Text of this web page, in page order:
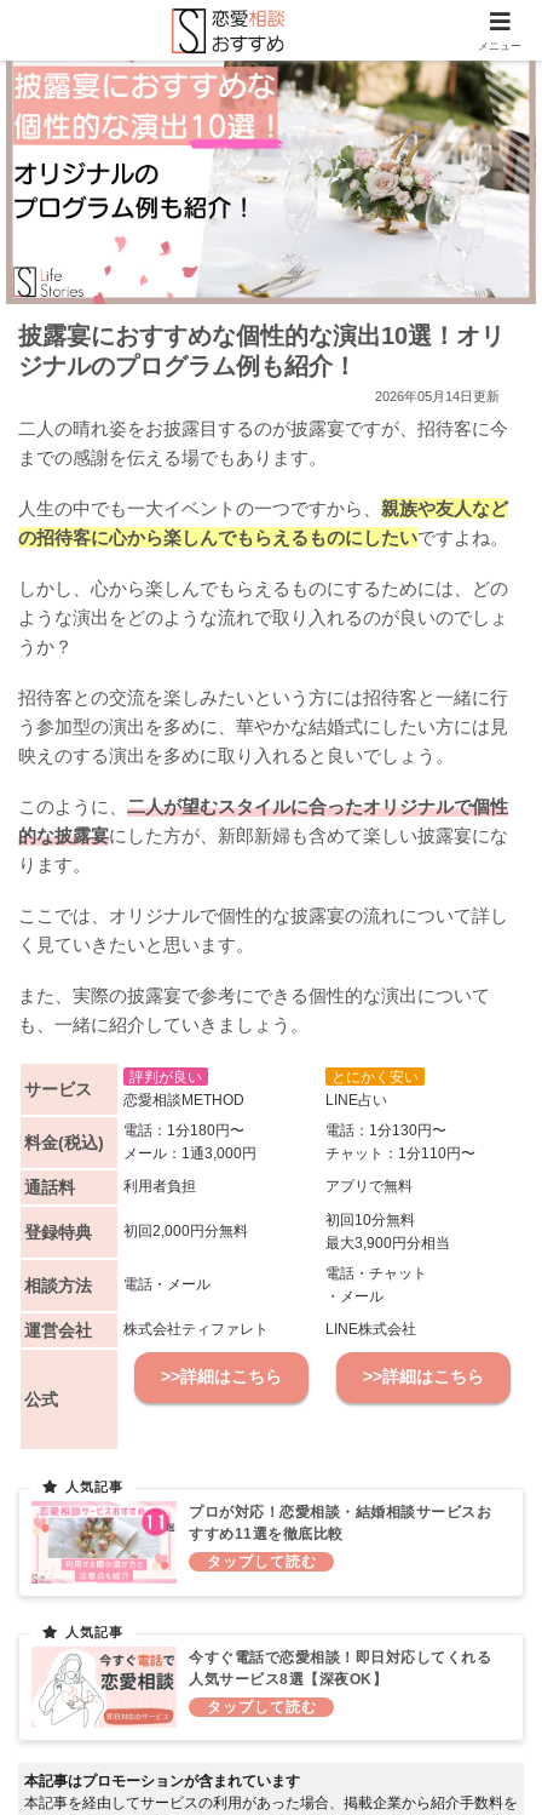
披露宴におすすめな個性的な演出10選！オリ
ジナルのプログラム例も紹介！
2026年05月14日更新
二人の晴れ姿をお披露目するのが披露宴ですが、招待客に今
までの感謝を伝える場でもあります。
人生の中でも一大イベントの一つですから、 親族や友人など
の招待客に心から楽しんでもらえるものにしたいですよね。
しかし、心から楽しんでもらえるものにするためには、どの
ような演出をどのような流れで取り入れるのが良いのでしょ
うか？
招待客との交流を楽しみたいという方には招待客と一緒に行
う参加型の演出を多めに、華やかな結婚式にしたい方には見
映えのする演出を多めに取り入れると良いでしょう。
このように、 二人が望むスタイルに合ったオリジナルで個性
的な披露宴にした方が、新郎新婦も含めて楽しい披露宴にな
ります。
ここでは、オリジナルで個性的な披露宴の流れについて詳し
く見ていきたいと思います。
また、実際の披露宴で参考にできる個性的な演出について
も、一緒に紹介していきましょう。
サービス
評判が良い
恋愛相談METHOD
とにかく安い
LINE占い
料金(税込)
電話：1分180円〜
メール：1通3,000円
電話：1分130円〜
チャット：1分110円〜
通話料 利用者負担 アプリで無料
登録特典 初回2,000円分無料
初回10分無料
最大3,900円分相当
相談方法 電話・メール
電話・チャット
・メール
運営会社 株式会社ティファレト LINE株式会社
公式
>>詳細はこちら >>詳細はこちら
プロが対応！恋愛相談・結婚相談サービスお
すすめ11選を徹底比較
今すぐ電話で恋愛相談！即日対応してくれる
人気サービス8選【深夜OK】
本記事はプロモーションが含まれています
本記事を経由してサービスの利用があった場合、掲載企業から紹介手数料を
メニュー